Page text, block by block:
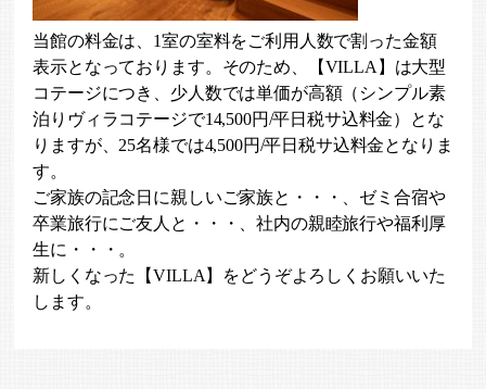
当館の料金は、1室の室料をご利用人数で割った金額
表示となっております。そのため、【VILLA】は大型
コテージにつき、少人数では単価が高額（シンプル素
泊りヴィラコテージで14,500円/平日税サ込料金）とな
りますが、25名様では4,500円/平日税サ込料金となりま
す。
ご家族の記念日に親しいご家族と・・・、ゼミ合宿や
卒業旅行にご友人と・・・、社内の親睦旅行や福利厚
生に・・・。
新しくなった【VILLA】をどうぞよろしくお願いいた
します。